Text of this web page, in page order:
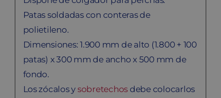
Patas soldadas con conteras de
polietileno.
Dimensiones: 1.900 mm de alto (1.800 + 100
patas) x 300 mm de ancho x 500 mm de
fondo.
Los zócalos y sobretechos debe colocarlos